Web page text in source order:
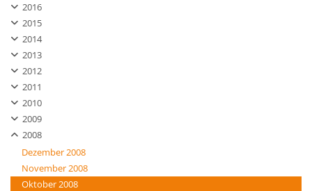
2016
2015
2014
2013
2012
2011
2010
2009
2008
Dezember 2008
November 2008
Oktober 2008